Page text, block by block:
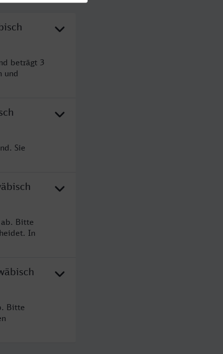
beträgt 3
und
Sie
ab. Bitte
In
Bitte